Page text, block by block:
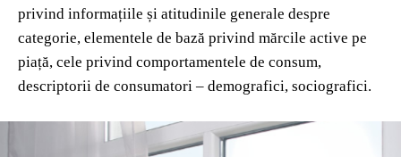
privind informațiile și atitudinile generale despre
categorie, elementele de bază privind mărcile active pe
piață, cele privind comportamentele de consum,
descriptorii de consumatori – demografici, sociografici.